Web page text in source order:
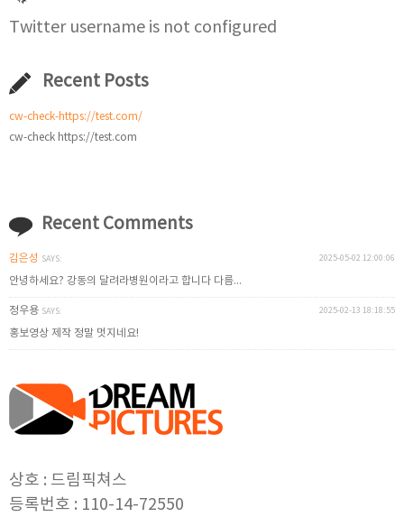
Twitter username is not configured
Recent Posts
cw-check-https://test.com/
cw-check https://test.com
Recent Comments
김은성 SAYS: 2025-05-02 12:00:06
안녕하세요? 강동의 달려라병원이라고 합니다 다름...
정우용 SAYS: 2025-02-13 18:18:55
홍보영상 제작 정말 멋지네요!
상호 : 드림픽쳐스
등록번호 : 110-14-72550